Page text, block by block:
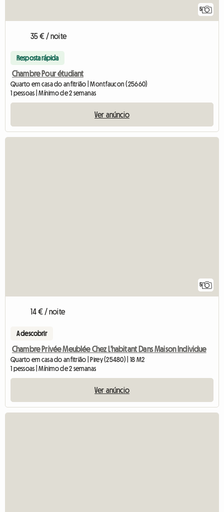
5
35 € / noite
Resposta rápida
Chambre Pour étudiant
Quarto em casa do anfitrião | Montfaucon (25660)
1 pessoas | Mínimo de 2 semanas
Ver anúncio
5
14 € / noite
A descobrir
Chambre Privée Meublée Chez L'habitant Dans Maison Individue
Quarto em casa do anfitrião | Pirey (25480) | 18 M2
1 pessoas | Mínimo de 2 semanas
Ver anúncio